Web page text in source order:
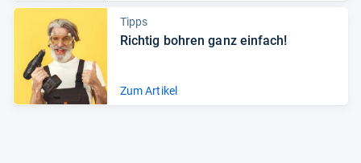
Tipps
Rich­tig boh­ren ganz ein­fach!
Zum Artikel